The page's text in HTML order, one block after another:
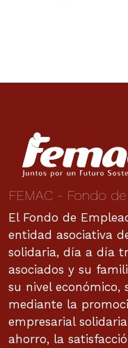
FEMAC - Fondo
El Fondo de
entidad asociativa
solidaria, día a día
asociados y su
su nivel económico,
mediante la
empresarial
ahorro, la